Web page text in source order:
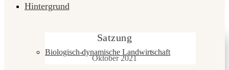
Hintergrund
Biologisch-dynamische Landwirtschaft
Satzung
Oktober 2021